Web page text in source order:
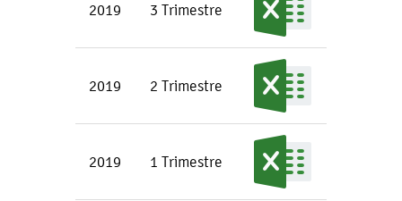
2019 3 Trimestre
2019 2 Trimestre
2019 1 Trimestre